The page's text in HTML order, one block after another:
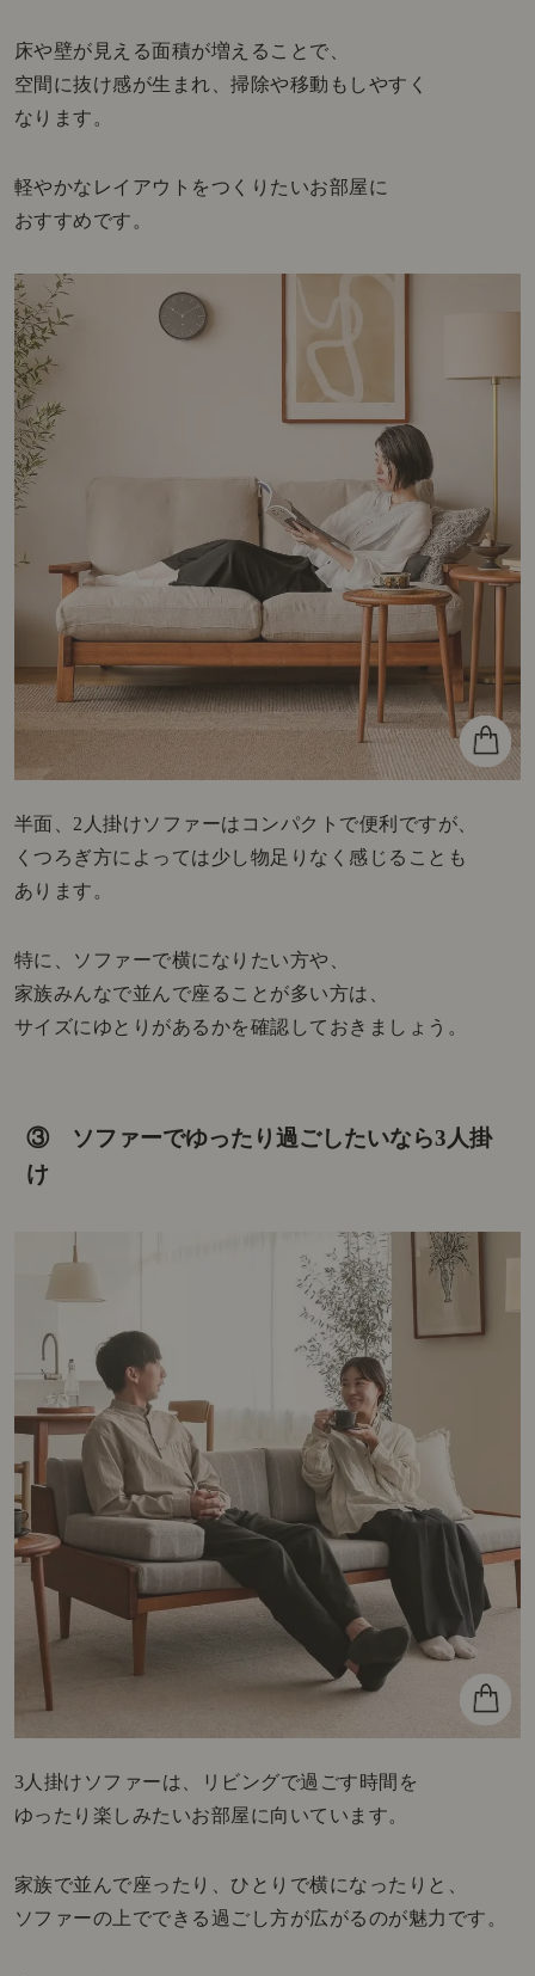
床や壁が見える面積が増えることで、
空間に抜け感が生まれ、掃除や移動もしやすく
なります。
軽やかなレイアウトをつくりたいお部屋に
おすすめです。
半面、2人掛けソファーはコンパクトで便利ですが、
くつろぎ方によっては少し物足りなく感じることも
あります。
特に、ソファーで横になりたい方や、
家族みんなで並んで座ることが多い方は、
サイズにゆとりがあるかを確認しておきましょう。
③ ソファーでゆったり過ごしたいなら3人掛
け
3人掛けソファーは、リビングで過ごす時間を
ゆったり楽しみたいお部屋に向いています。
家族で並んで座ったり、ひとりで横になったりと、
ソファーの上でできる過ごし方が広がるのが魅力です。